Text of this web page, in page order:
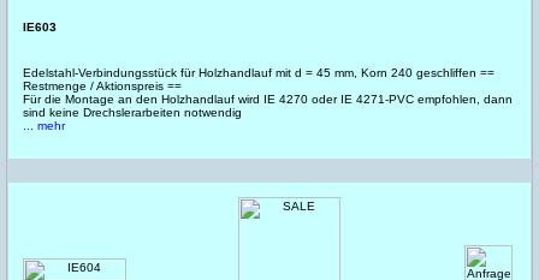
IE603
Edelstahl-Verbindungsstück für Holzhandlauf mit d = 45 mm, Korn 240 geschliffen ==
Restmenge / Aktionspreis ==
Für die Montage an den Holzhandlauf wird IE 4270 oder IE 4271-PVC empfohlen, dann
sind keine Drechslerarbeiten notwendig
... mehr